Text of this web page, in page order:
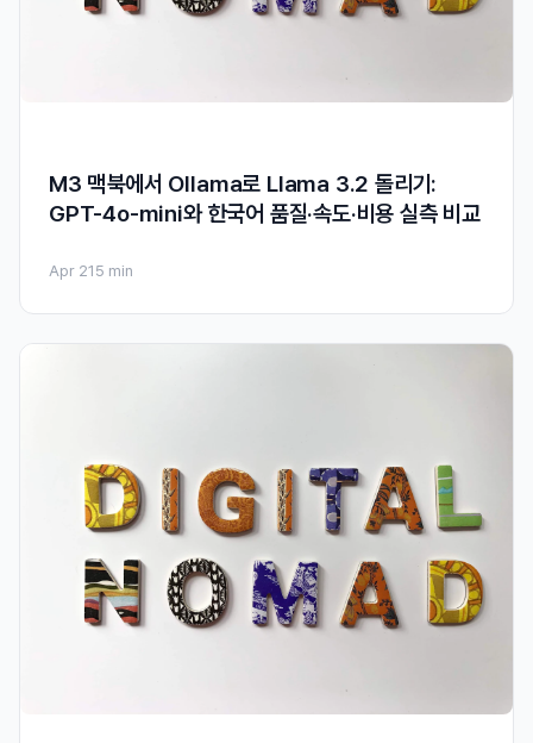
M3 맥북에서 Ollama로 Llama 3.2 돌리기:
GPT-4o-mini와 한국어 품질·속도·비용 실측 비교
Apr 21 5 min